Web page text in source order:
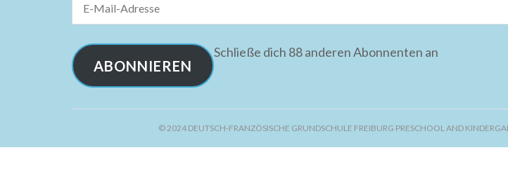
Mail-
ABONNIEREN
Schließe dich 88 anderen Abonnenten an
© 2024 DEUTSCH-FRANZÖSISCHE GRUNDSCHULE FREIBURG PRESCHOOL AND